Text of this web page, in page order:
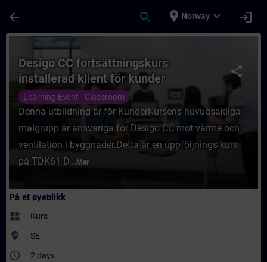
arrow_back search place Norway expand_more login
Kurs - Desigo CC fortsättningskurs
share
Desigo CC fortsättningskurs
installerad klient för kunder
Learning Event - Classroom
Denna utbildning är för KunderKursens huvudsakliga
målgrupp är ansvariga för Desigo CC mot värme och
ventilation i byggnader.Detta är en uppföljnings kurs
på TDK61 D... Mer
På et øyeblikk
widgets Kurs
where_to_vote SE
access_time 2 days